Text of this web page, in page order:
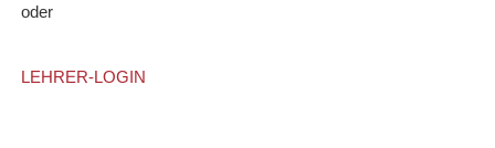
oder
LEHRER-LOGIN